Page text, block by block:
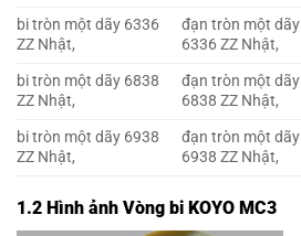
bi tròn một dãy 6336
ZZ Nhật,
đạn tròn một dãy
6336 ZZ Nhật,
bi tròn một dãy 6838
ZZ Nhật,
đạn tròn một dãy
6838 ZZ Nhật,
bi tròn một dãy 6938
ZZ Nhật,
đạn tròn một dãy
6938 ZZ Nhật,
1.2 Hình ảnh Vòng bi KOYO MC3